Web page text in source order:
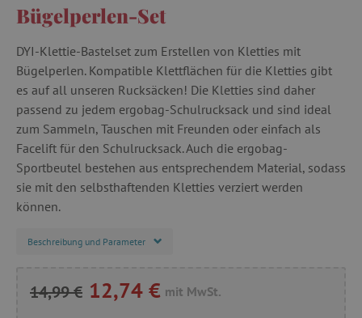
Bügelperlen-Set
DYI-Klettie-Bastelset zum Erstellen von Kletties mit
Bügelperlen. Kompatible Klettflächen für die Kletties gibt
es auf all unseren Rucksäcken! Die Kletties sind daher
passend zu jedem ergobag-Schulrucksack und sind ideal
zum Sammeln, Tauschen mit Freunden oder einfach als
Facelift für den Schulrucksack. Auch die ergobag-
Sportbeutel bestehen aus entsprechendem Material, sodass
sie mit den selbsthaftenden Kletties verziert werden
können.
Beschreibung und Parameter
14,99 € 12,74 € mit MwSt.